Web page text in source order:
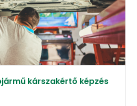
kárszakértő képzés